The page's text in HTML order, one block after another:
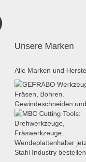
Unsere Marken
Alle Marken und